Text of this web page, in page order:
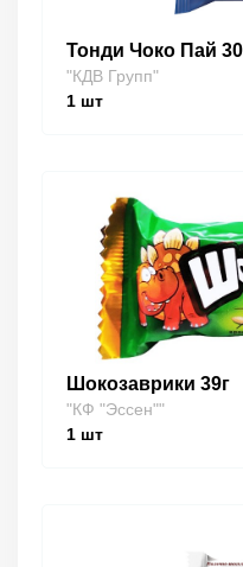
Тонди Чоко Пай
"КДВ Групп"
1 шт
Шокозаврики 39г
"КФ "Эссен""
1 шт